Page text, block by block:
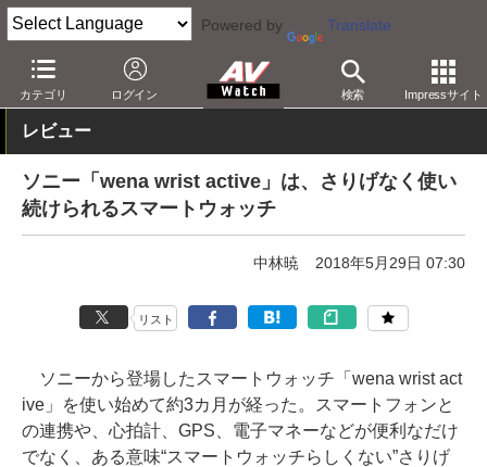
Powered by Translate
カテゴリ ログイン 検索 Impressサイト
AV Watch 製品 AV周辺機器
レビュー
ソニー「wena wrist active」は、さりげなく使い
続けられるスマートウォッチ
中林暁 2018年5月29日 07:30
リスト
ソニーから登場したスマートウォッチ「wena wrist act
ive」を使い始めて約3カ月が経った。スマートフォンと
の連携や、心拍計、GPS、電子マネーなどが便利なだけ
でなく、ある意味“スマートウォッチらしくない”さりげ